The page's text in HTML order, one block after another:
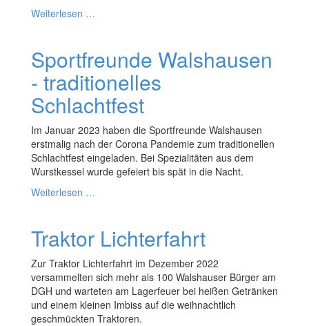
Weiterlesen …
Sportfreunde Walshausen
- traditionelles
Schlachtfest
Im Januar 2023 haben die Sportfreunde Walshausen
erstmalig nach der Corona Pandemie zum traditionellen
Schlachtfest eingeladen. Bei Spezialitäten aus dem
Wurstkessel wurde gefeiert bis spät in die Nacht.
Weiterlesen …
Traktor Lichterfahrt
Zur Traktor Lichterfahrt im Dezember 2022
versammelten sich mehr als 100 Walshauser Bürger am
DGH und warteten am Lagerfeuer bei heißen Getränken
und einem kleinen Imbiss auf die weihnachtlich
geschmückten Traktoren.